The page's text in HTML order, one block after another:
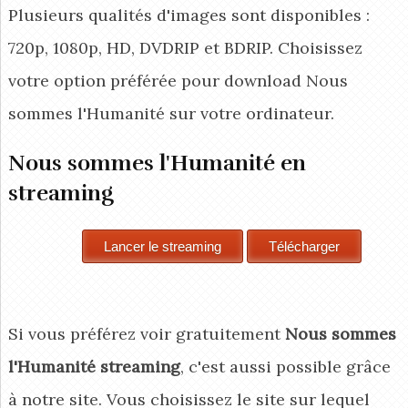
Plusieurs qualités d'images sont disponibles :
720p, 1080p, HD, DVDRIP et BDRIP. Choisissez
votre option préférée pour download Nous
sommes l'Humanité sur votre ordinateur.
Nous sommes l'Humanité en
streaming
Si vous préférez voir gratuitementNous sommes
l'Humanité streaming, c'est aussi possible grâce
à notre site. Vous choisissez le site sur lequel